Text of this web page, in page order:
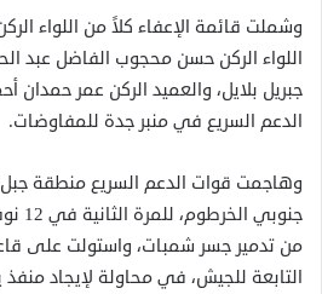
وشملت قائمة الإعفاء كلاً من اللواء
اللواء الركن حسن محجوب الفاضل عبد
جبريل بلايل، والعميد الركن عمر حمدان
الدعم السريع في منبر جدة للمفاوضات.
من تدمير جسر شمبات، واستولت على
التابعة للجيش، في محاولة لإيجاد